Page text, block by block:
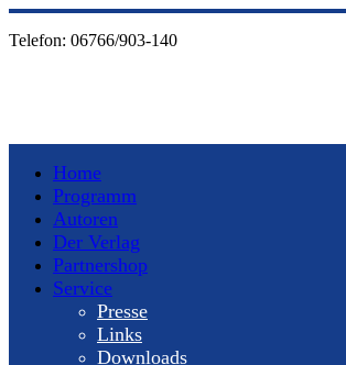
Telefon: 06766/903-140
Home
Programm
Autoren
Der Verlag
Partnershop
Service
Presse
Links
Downloads